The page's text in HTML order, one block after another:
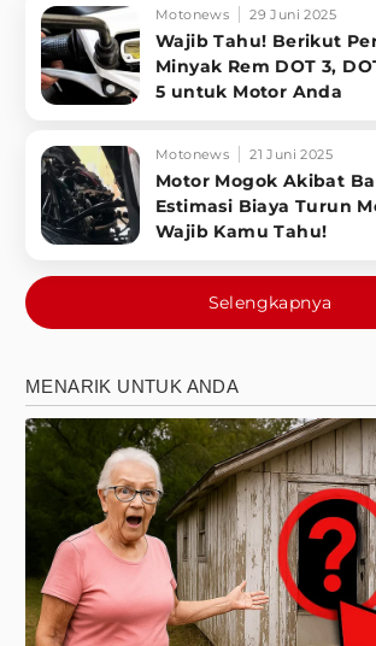
Motonews 29 Juni 2025
Wajib Tahu! Berikut
Minyak Rem DOT 3,
5 untuk Motor Anda
Motonews 21 Juni 2025
Motor Mogok Akibat
Estimasi Biaya Turun
Wajib Kamu Tahu!
Selengkapnya